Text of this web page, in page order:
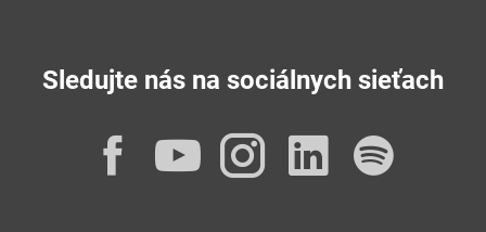
Sledujte nás na sociálnych sieťach
Facebook
YouTube
Instagram